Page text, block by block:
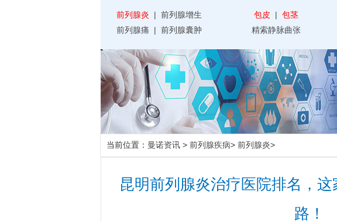
前列腺炎 | 前列腺增生
前列腺痛
| 前列腺囊肿
包皮 | 包茎
精索静脉曲张
当前位置： 曼诺资讯 > 前列腺疾病> 前列腺炎>
昆明前列腺炎治疗医院排名，
路！